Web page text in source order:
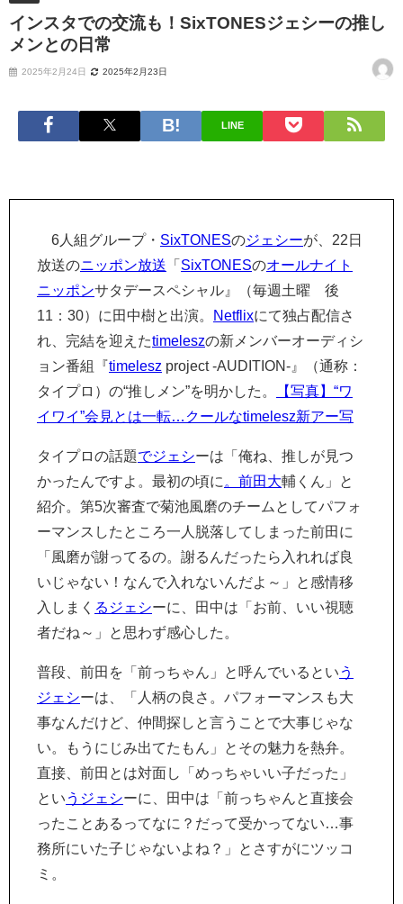
インスタでの交流も！SixTONESジェシーの推し
メンとの日常
2025年2月24日 2025年2月23日
LINE
6人組グループ・ SixTONESのジェシーが、22日
放送のニッポン放送 「 SixTONESのオールナイト
ニッポンサタデースペシャル』（毎週土曜 後
11：30）に田中樹と出演。
Netflixにて独占配信さ
れ、完結を迎えたtimeleszの新メンバーオーディシ
ョン番組『timelesz project -AUDITION-』（通称：
タイプロ）の“推しメン”を明かした。
【写真】“ワ
イワイ”会見とは一転…クールなtimelesz新アー写
タイプロの話題でジェシーは「俺ね、推しが見つ
かったんですよ。最初の頃に
。前田大輔くん」と
紹介。第5次審査で菊池風磨のチームとしてパフォ
ーマンスしたところ一人脱落してしまった前田に
「風磨が謝ってるの。謝るんだったら入れれば良
いじゃない！なんで入れないんだよ～」と感情移
入しまく るジェシーに、田中は「お前、いい視聴
者だね～」と思わず感心した。
普段、前田を「前っちゃん」と呼んでいるとい う
ジェシーは、「人柄の良さ。パフォーマンスも大
事なんだけど、仲間探しと言うことで大事じゃな
い。もうにじみ出てたもん」とその魅力を熱弁。
直接、前田とは対面し「めっちゃいい子だった」
とい うジェシーに、田中は「前っちゃんと直接会
ったことあるってなに？だって受かってない…事
務所にいた子じゃないよね？」とさすがにツッコ
ミ。